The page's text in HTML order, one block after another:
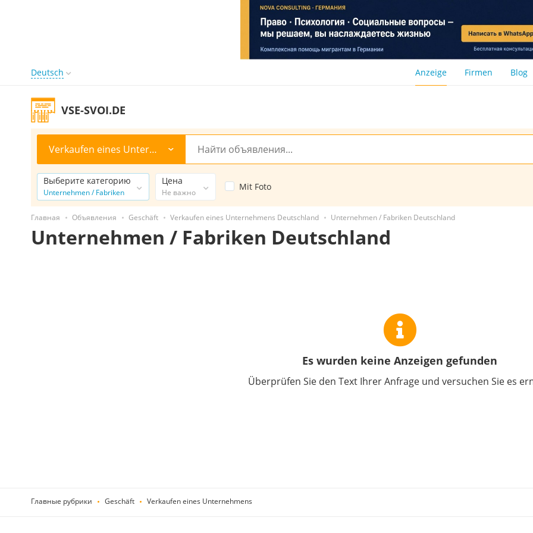
Deutsch Anzeige Firmen Blog
VSE-SVOI.DE
Verkaufen eines Unternehmens
Выберите категорию
Unternehmen / Fabriken
Цена
Не важно
Mit Foto
Главная Объявления Geschäft Verkaufen eines Unternehmens Deutschland Unternehmen / Fabriken Deutschland
Unternehmen / Fabriken Deutschland
Es wurden keine Anzeigen gefunden
Überprüfen Sie den Text Ihrer Anfrage und versuchen Sie es
Главные рубрики Geschäft Verkaufen eines Unternehmens